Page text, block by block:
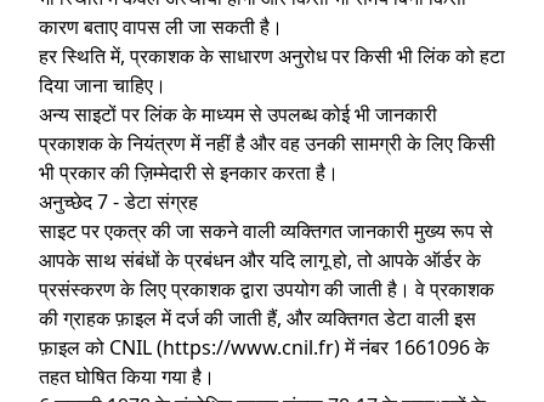
कारण बताए वापस ली जा सकती है।
हर स्थिति में, प्रकाशक के साधारण अनुरोध पर किसी भी लिंक को हटा
दिया जाना चाहिए।
अन्य साइटों पर लिंक के माध्यम से उपलब्ध कोई भी जानकारी
प्रकाशक के नियंत्रण में नहीं है और वह उनकी सामग्री के लिए किसी
भी प्रकार की ज़िम्मेदारी से इनकार करता है।
अनुच्छेद 7 - डेटा संग्रह
साइट पर एकत्र की जा सकने वाली व्यक्तिगत जानकारी मुख्य रूप से
आपके साथ संबंधों के प्रबंधन और यदि लागू हो, तो आपके ऑर्डर के
प्रसंस्करण के लिए प्रकाशक द्वारा उपयोग की जाती है। वे प्रकाशक
की ग्राहक फ़ाइल में दर्ज की जाती हैं, और व्यक्तिगत डेटा वाली इस
फ़ाइल को CNIL (https://www.cnil.fr) में नंबर 1661096 के
तहत घोषित किया गया है।